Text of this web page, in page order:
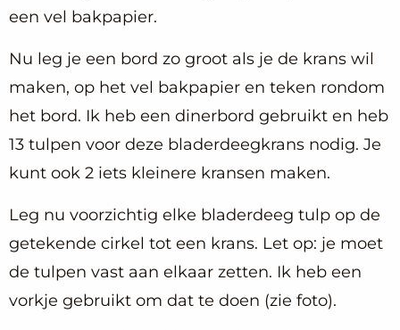
een vel bakpapier.
Nu leg je een bord zo groot als je de krans wil
maken, op het vel bakpapier en teken rondom
het bord. Ik heb een dinerbord gebruikt en heb
13 tulpen voor deze bladerdeegkrans nodig. Je
kunt ook 2 iets kleinere kransen maken.
Leg nu voorzichtig elke bladerdeeg tulp op de
getekende cirkel tot een krans. Let op: je moet
de tulpen vast aan elkaar zetten. Ik heb een
vorkje gebruikt om dat te doen (zie foto).